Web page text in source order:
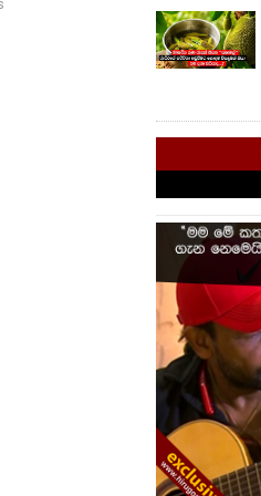
ගැන ඇසෙන හදවත්
කම්පා කළ ඒ සිදුවීම
මෙන්න..